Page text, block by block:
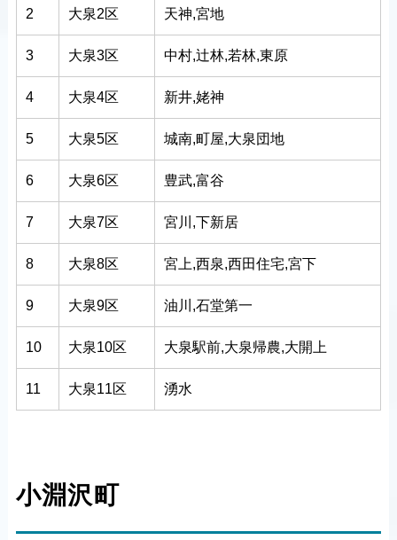
2 大泉2区 天神,宮地
3 大泉3区 中村,辻林,若林,東原
4 大泉4区 新井,姥神
5 大泉5区 城南,町屋,大泉団地
6 大泉6区 豊武,富谷
7 大泉7区 宮川,下新居
8 大泉8区 宮上,西泉,西田住宅,宮下
9 大泉9区 油川,石堂第一
10 大泉10区 大泉駅前,大泉帰農,大開上
11 大泉11区 湧水
小淵沢町